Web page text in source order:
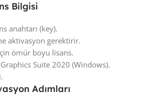
Bilgisi
anahtarı (key).
aktivasyon gerektirir.
ömür boyu lisans.
Suite 2020 (Windows).
Adımları